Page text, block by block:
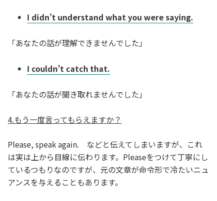
I didn’t understand what you were saying.
「あなたの話が理解できませんでした」
I couldn’t catch that.
「あなたの話が聞き取れませんでした」
4.もう一度言ってもらえますか？
Please, speak again. などと伝えてしまいますが、これ
は実は上から目線に伝わります。Pleaseをつけて丁寧にし
ているつもりなのですが、元の文章が命令形で冷たいニュ
アンスを与えることもあります。